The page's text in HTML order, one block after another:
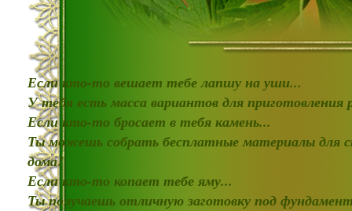
Если кто-то вешает тебе лапшу на уши...
У тебя есть масса вариантов для
Если кто-то бросает в тебя камень...
Ты можешь собрать бесплатные материалы для
дома!
Если кто-то копает тебе яму...
Ты получаешь отличную заготовку под